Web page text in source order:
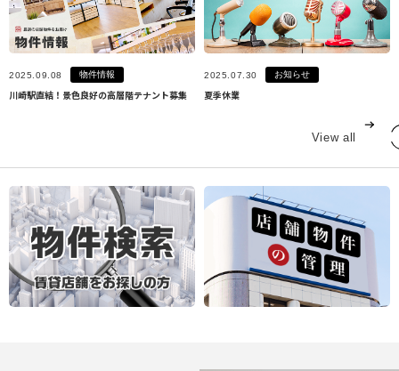
2025.09.08 物件情報
川崎駅直結！景色良好の高層階テナント募集
2025.07.30 お知らせ
夏季休業
View all